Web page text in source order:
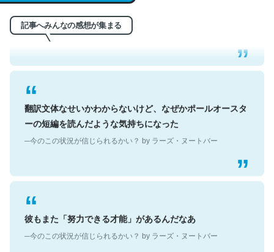
記事へみんなの感想が集まる
─今のこの状況が信じられるかい？ by ラーズ・ヌートバー
翻訳文体なせいかわからないけど、なぜかポールオースタ
ーの短編を読んだような気持ちになった
彼もまた「努力できる才能」があるんだなあ